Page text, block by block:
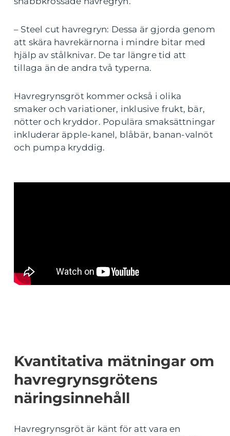
– Steel cut havregryn: Dessa är gjorda genom
att skära havrekärnorna i mindre bitar med
hjälp av stålknivar. De tar längre tid att
tillaga än de andra två typerna.
Havregrynsgröt kommer också i olika
smaker och variationer, inklusive frukt, bär,
nötter och kryddor. Populära smaksättningar
inkluderar äpple-kanel, blåbär, banan-valnöt
och pumpa kryddig.
Kvantitativa mätningar om
havregrynsgrötens
näringsinnehåll
Havregrynsgröt är känt för att vara en